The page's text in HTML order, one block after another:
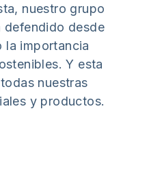
nuestro grupo
defendido desde
la importancia
Y esta
nuestras
y productos.